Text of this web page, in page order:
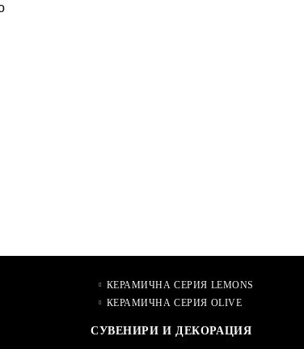
КЕРАМИЧНА СЕРИЯ LEMONS
КЕРАМИЧНА СЕРИЯ OLIVE
СУВЕНИРИ И ДЕКОРАЦИЯ